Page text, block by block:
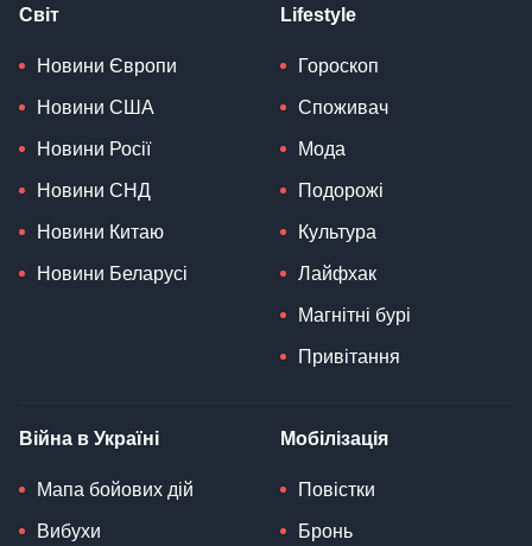
Світ
Новини Європи
Новини США
Новини Росії
Новини СНД
Новини Китаю
Новини Беларусі
Lifestyle
Гороскоп
Споживач
Мода
Подорожі
Культура
Лайфхак
Магнітні бурі
Привітання
Війна в Україні
Мапа бойових дій
Вибухи
Мобілізація
Повістки
Бронь